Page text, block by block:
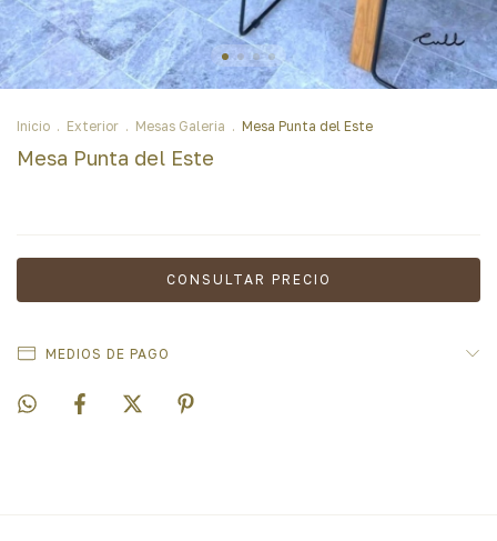
Inicio . Exterior . Mesas Galeria . Mesa Punta del Este
Mesa Punta del Este
MEDIOS DE PAGO